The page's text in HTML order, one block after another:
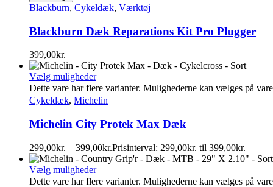
Blackburn, Cykeldæk, Værktøj
Blackburn Dæk Reparations Kit Pro Plugger
399,00kr.
Vælg muligheder
Dette vare har flere varianter. Mulighederne kan vælges på
Cykeldæk, Michelin
Michelin City Protek Max Dæk
299,00kr. – 399,00kr.Prisinterval: 299,00kr. til 399,00kr.
Vælg muligheder
Dette vare har flere varianter. Mulighederne kan vælges på